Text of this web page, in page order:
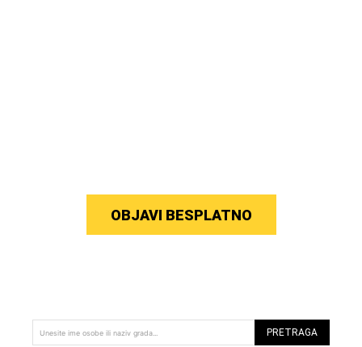
OBJAVI BESPLATNO
Unesite ime osobe ili naziv grada... PRETRAGA